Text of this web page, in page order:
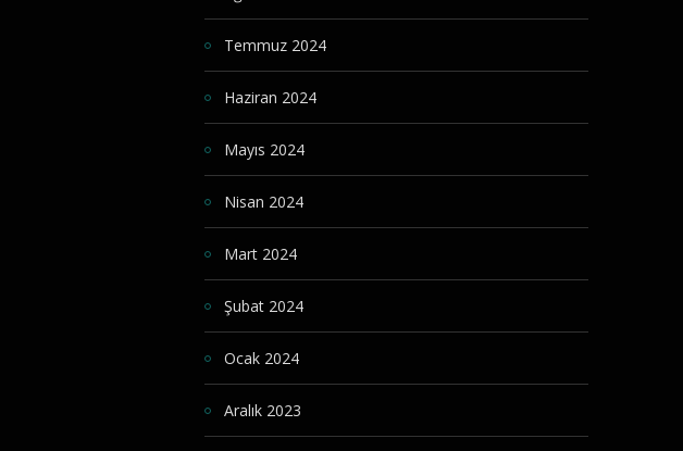
Temmuz 2024
Haziran 2024
Mayıs 2024
Nisan 2024
Mart 2024
Şubat 2024
Ocak 2024
Aralık 2023